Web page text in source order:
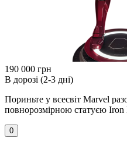
190 000 грн
В дорозі (2-3 дні)
Пориньте у всесвіт Marvel
повнорозмірною статуєю Iron
0